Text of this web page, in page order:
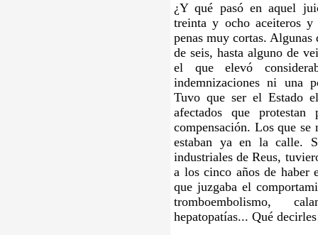
¿Y qué pasó en aquel
treinta y ocho aceiteros y
penas muy cortas. Algunas
de seis, hasta alguno de
el que elevó
indemnizaciones ni una
Tuvo que ser el Estado
afectados que
compensación. Los que
estaban ya en la calle.
industriales de Reus,
a los cinco años de haber
que juzgaba el
tromboembolismo,
hepatopatías... Qué